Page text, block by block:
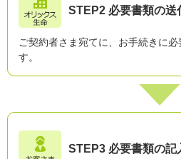
STEP2 必要書類の送
ご契約者さま宛てに、お手続きに
す。
STEP3 必要書類の記